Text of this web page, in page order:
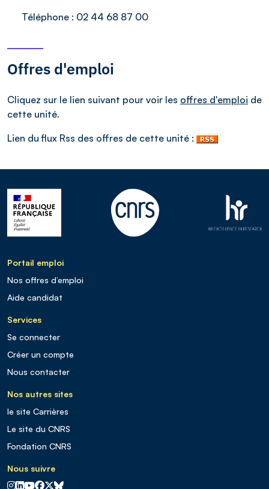
Téléphone : 02 44 68 87 00
Offres d'emploi
Cliquez sur le lien suivant pour voir les offres d'emploi de
cette unité.
Lien du flux Rss des offres de cette unité :
Portail emploi
Nos offres d’emploi
Aide candidat
Services
Se connecter
Créer un compte
Nous contacter
Nos autres sites
le site Carrières
Le site du CNRS
Fondation CNRS
Nous suivre
CNRS sur Instagram
CNRS sur Linkedin
CNRS sur Youtube
CNRS sur Facebook
CNRS sur X
CNRS sur Blus sky